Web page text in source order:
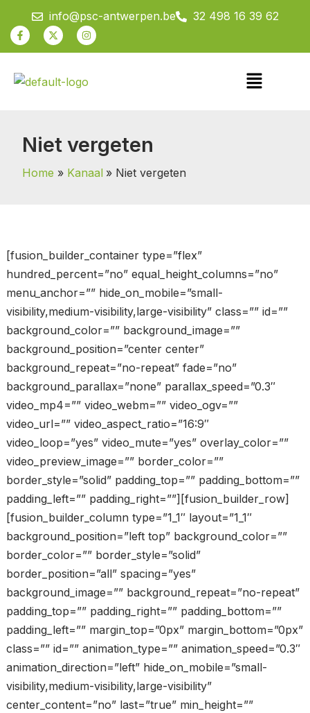
naar
info@psc-antwerpen.be 32 498 16 39 62
Facebook-
f
X-
twitter
Instagram
Menu
Niet vergeten
Home Kanaal Niet vergeten
[fusion_builder_container type=”flex”
hundred_percent=”no” equal_height_columns=”no”
menu_anchor=”” hide_on_mobile=”small-
visibility,medium-visibility,large-visibility” class=”” id=””
background_color=”” background_image=””
background_position=”center center”
background_repeat=”no-repeat” fade=”no”
background_parallax=”none” parallax_speed=”0.3″
video_mp4=”” video_webm=”” video_ogv=””
video_url=”” video_aspect_ratio=”16:9″
video_loop=”yes” video_mute=”yes” overlay_color=””
video_preview_image=”” border_color=””
border_style=”solid” padding_top=”” padding_bottom=””
padding_left=”” padding_right=””][fusion_builder_row]
[fusion_builder_column type=”1_1″ layout=”1_1″
background_position=”left top” background_color=””
border_color=”” border_style=”solid”
border_position=”all” spacing=”yes”
background_image=”” background_repeat=”no-repeat”
padding_top=”” padding_right=”” padding_bottom=””
padding_left=”” margin_top=”0px” margin_bottom=”0px”
class=”” id=”” animation_type=”” animation_speed=”0.3″
animation_direction=”left” hide_on_mobile=”small-
visibility,medium-visibility,large-visibility”
center_content=”no” last=”true” min_height=””